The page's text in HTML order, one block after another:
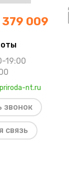
009
19:00
nt.ru
звонок
связь